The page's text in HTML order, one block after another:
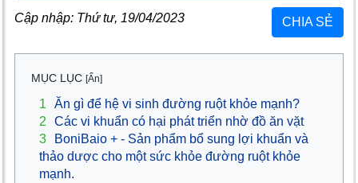
Cập nhập: Thứ tư, 19/04/2023 CHIA SẺ
MỤC LỤC [Ẩn]
1
Ăn gì để hệ vi sinh đường ruột khỏe mạnh?
2
Các vi khuẩn có hại phát triển nhờ đồ ăn vặt
3
BoniBaio + - Sản phẩm bổ sung lợi khuẩn và
thảo dược cho một sức khỏe đường ruột khỏe
mạnh.